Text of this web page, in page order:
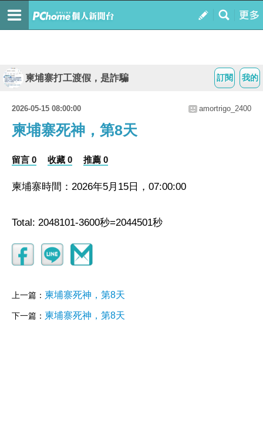
我的
訂閱
柬埔寨打工渡假，是詐騙
2026-05-15 08:00:00 amortrigo_2400
柬埔寨死神，第8天
留言 0 收藏 0 推薦 0
柬埔寨時間：2026年5月15日，07:00:00
Total: 2048101-3600秒=2044501秒
上一篇： 柬埔寨死神，第8天
下一篇： 柬埔寨死神，第8天